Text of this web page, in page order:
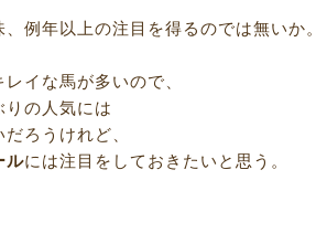
、例年以上の注目を得るのでは無いか。
イな馬が多いので、
りの人気には
ろうけれど、
ルには注目をしておきたいと思う。